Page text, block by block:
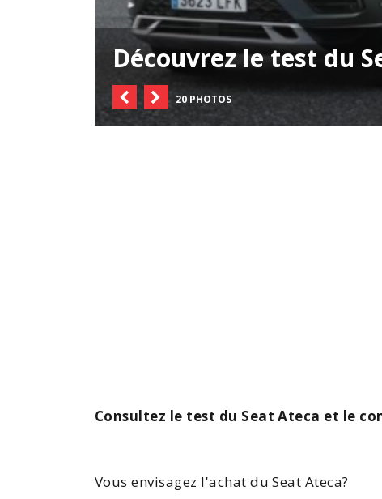
Découvrez le test du
20 PHOTOS
Consultez le test du Seat Ateca et le
Vous envisagez l'achat du Seat Ateca?